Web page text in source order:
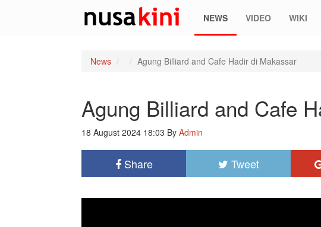
NEWS VIDEO WIKI
News Agung Billiard and Cafe Hadir di Makassar
Agung Billiard and Cafe
18 August 2024 18:03 By Admin
Share Tweet